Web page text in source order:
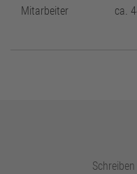
Mitarbeiter ca.